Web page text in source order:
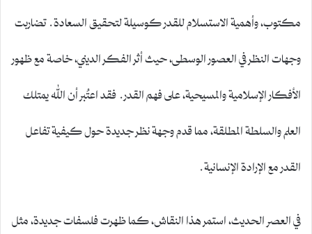
مكتوب، وأهمية الاستسلام للقدر كوسيلة لتحقيق السعادة. تضاربت
وجهات النظر في العصور الوسطى، حيث أثر الفكر الديني، خاصة مع ظهور
الأفكار الإسلامية والمسيحية، على فهم القدر. فقد اعتُبر أن الله يمتلك
العلم والسلطة المطلقة، مما قدم وجهة نظر جديدة حول كيفية تفاعل
القدر مع الإرادة الإنسانية.
في العصر الحديث، استمر هذا النقاش، كما ظهرت فلسفات جديدة، مثل